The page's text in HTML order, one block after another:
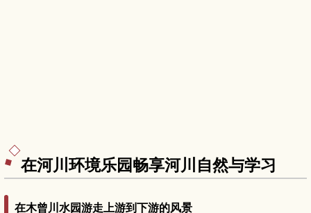
在河川环境乐园畅享河川自然与学习
在木曾川水园游走上游到下游的风景